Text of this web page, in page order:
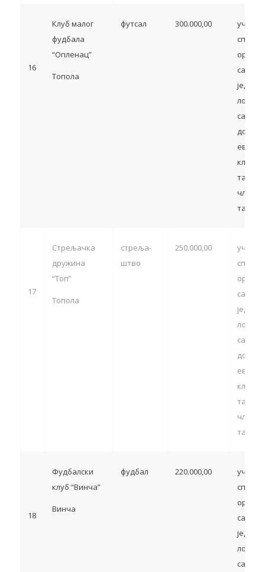
16
Клуб малог
фудбала
“Опленац”
Топола
футсал 300.000,00
са
члан
тачка
17
Стрељачка
дружина
“Топ”
Топола
стреља-
штво
250.000,00
са
члан
тачка
18
Фудбалски
клуб “Винча”
Винча
фудбал 220.000,00
са